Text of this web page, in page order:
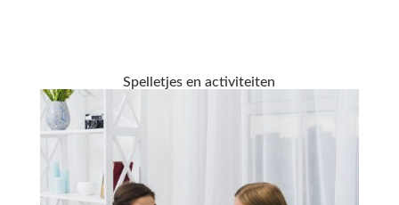
Spelletjes en activiteiten